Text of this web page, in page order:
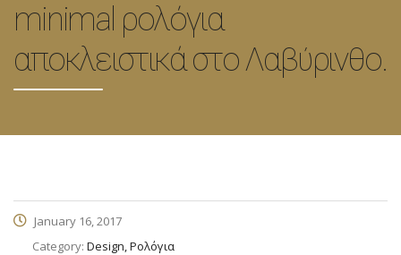
minimal ρολόγια
αποκλειστικά στο Λαβύρινθο.
January 16, 2017
Category: Design, Ρολόγια